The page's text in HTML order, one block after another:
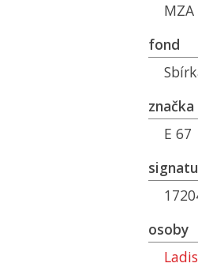
MZA
fond
značka
E 67
osoby